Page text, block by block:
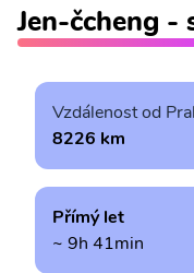
Jen-čcheng -
Vzdálenost od
8226 km
Přímý let
~ 9h 41min